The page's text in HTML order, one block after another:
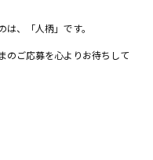
、「人柄」です。
のご応募を心よりお待ちして